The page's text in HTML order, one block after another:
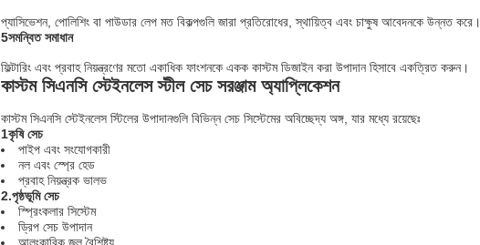
প্যাসিভেশন, পোলিশিং বা পাউডার লেপ মত বিকল্পগুলি জারা প্রতিরোধের, স্থায়িত্ব এবং চাক্ষুষ আবেদনকে উন্নত করে।
5সমন্বিত সমাধান
ফিল্টারিং এবং প্রবাহ নিয়ন্ত্রণের মতো একাধিক ফাংশনকে একক কাস্টম ডিজাইন করা উপাদান হিসাবে একত্রিত করুন।
কাস্টম সিএনসি স্টেইনলেস স্টীল সেচ সরঞ্জাম অ্যাপ্লিকেশন
কাস্টম সিএনসি স্টেইনলেস স্টিলের উপাদানগুলি বিভিন্ন সেচ সিস্টেমের অবিচ্ছেদ্য অঙ্গ, যার মধ্যে রয়েছেঃ
1কৃষি সেচ
পাইপ এবং সংযোগকারী
নল এবং স্প্রে হেড
প্রবাহ নিয়ন্ত্রক ভালভ
2.পৃষ্ঠভূমি সেচ
স্প্রিংকলার সিস্টেম
ড্রিপ সেচ উপাদান